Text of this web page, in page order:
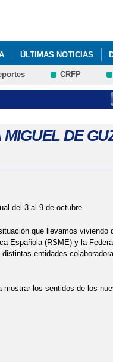
ÚLTIMAS NOTICIAS
URBANEJA
(XXVII EDICIÓN
CRFP
DE
del 3 al 9 de octubre.
que llevamos viviendo
Española (RSME) y la
entidades
mostrar los sentidos de los